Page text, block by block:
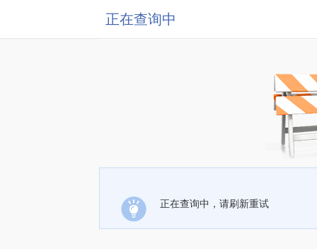
正在查询中
正在查询中，请刷新重试